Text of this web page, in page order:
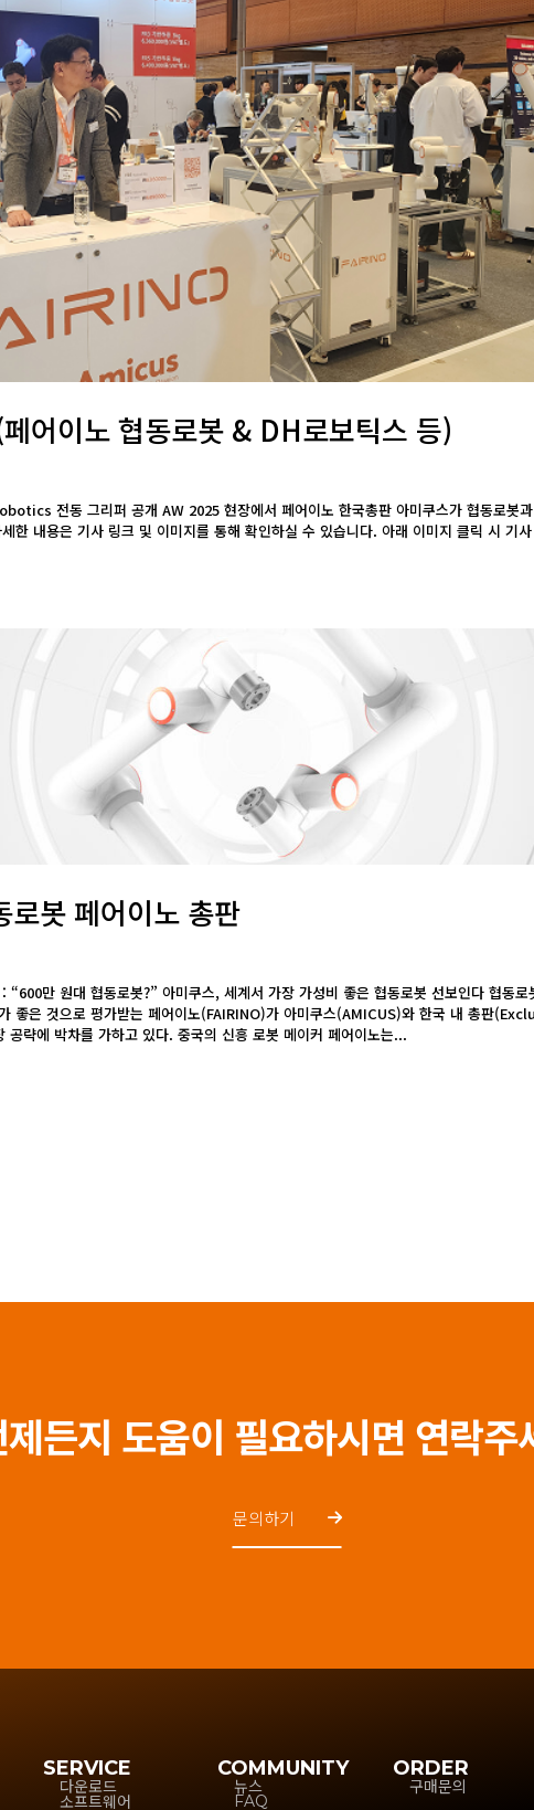
어이노 협동로봇 & DH로보틱스 등)
전동 그리퍼 공개 AW 2025 현장에서 페어이노 한국총판 아미쿠스가 협동로봇
한 내용은 기사 링크 및 이미지를 통해 확인하실 수 있습니다. 아래 이미지 클릭 시 기
봇 페어이노 총판
만 원대 협동로봇?” 아미쿠스, 세계서 가장 가성비 좋은 협동로봇 선보인다 협동로
좋은 것으로 평가받는 페어이노(FAIRINO)가 아미쿠스(AMICUS)와 한국 내 총판
략에 박차를 가하고 있다. 중국의 신흥 로봇 메이커 페어이노는...
든지 도움이 필요하시면 연락주
문의하기
SERVICE
다운로드
소프트웨어
COMMUNITY
뉴스
FAQ
ORDER
구매문의